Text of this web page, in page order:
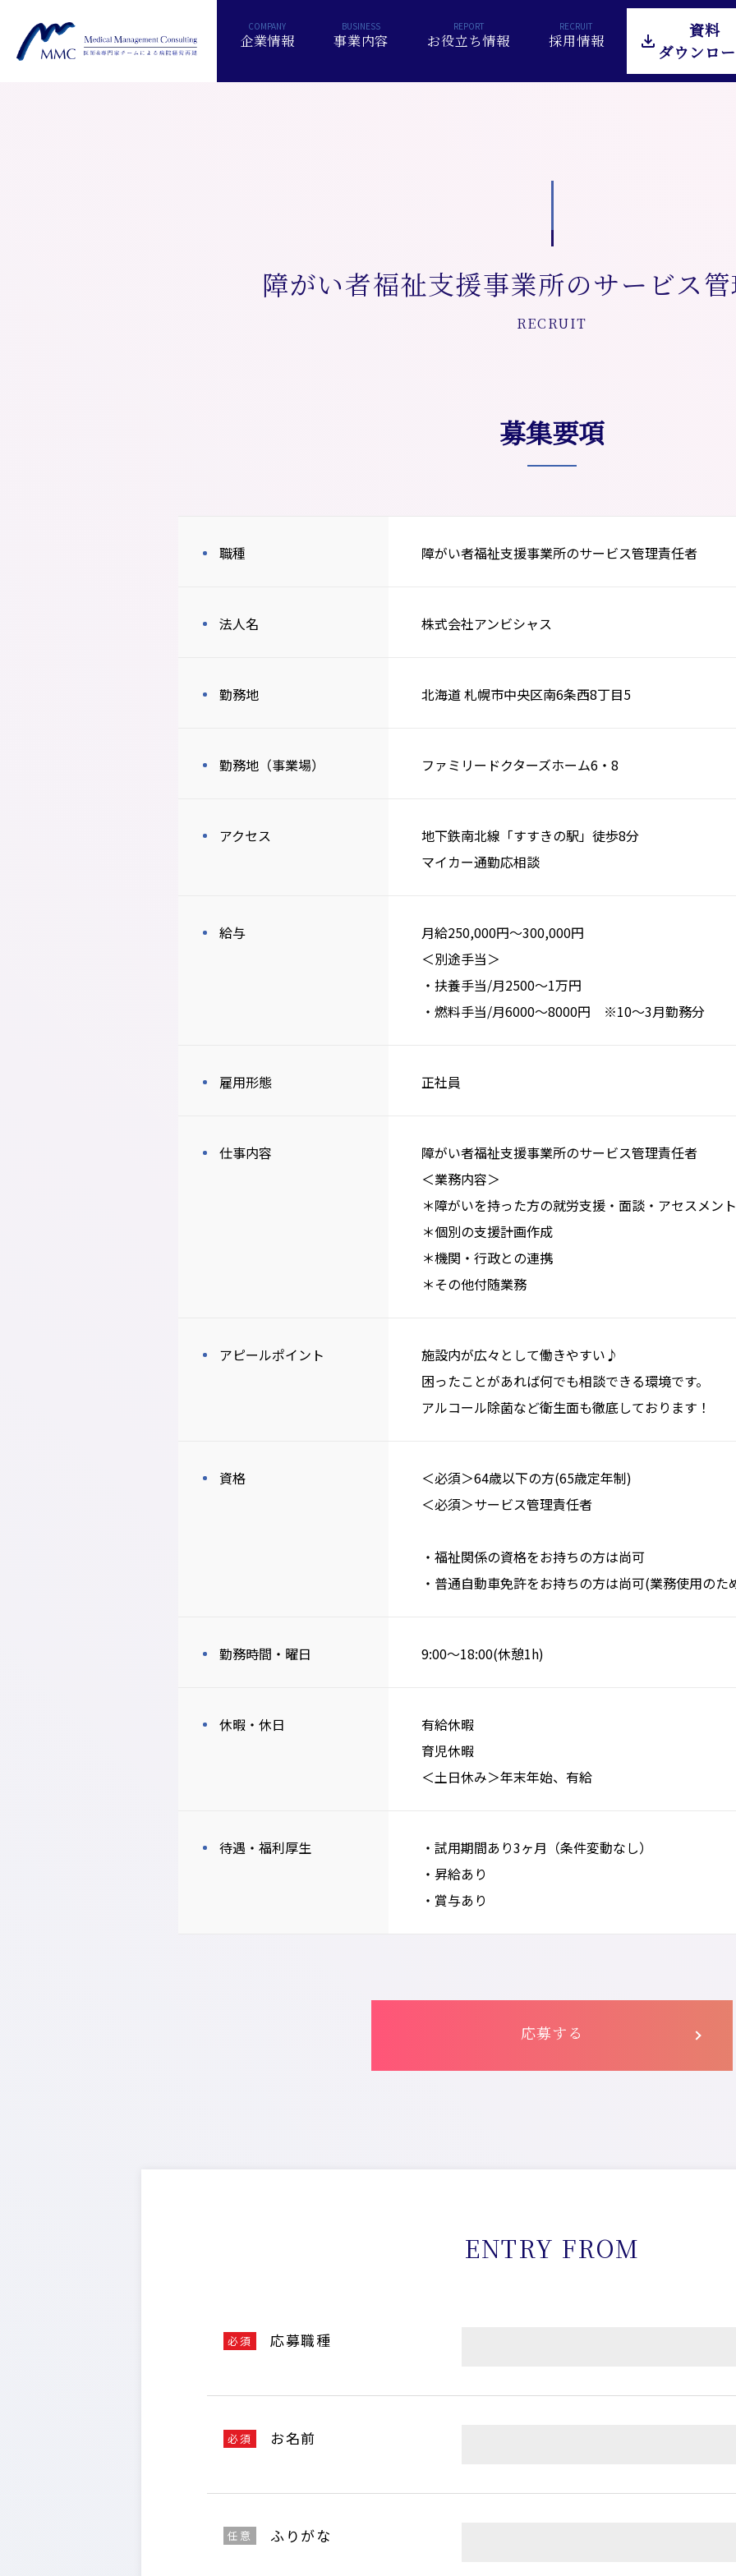
企業情報 事業内容 お役立ち情報 採用情報
資料
ダウンロ
障がい者福祉支援事業所のサービス
RECRUIT
募集要項
職種 障がい者福祉支援事業所のサービス管理責任者
法人名 株式会社アンビシャス
勤務地 北海道 札幌市中央区南6条西8丁目5
勤務地（事業場） ファミリードクターズホーム6・8
アクセス
地下鉄南北線「すすきの駅」徒歩8分
マイカー通勤応相談
給与
月給250,000円〜300,000円
＜別途手当＞
・扶養手当/月2500～1万円
・燃料手当/月6000～8000円 ※10～3月勤務分
雇用形態 正社員
仕事内容
障がい者福祉支援事業所のサービス管理責任者
＜業務内容＞
＊障がいを持った方の就労支援・面談・アセスメント
＊個別の支援計画作成
＊機関・行政との連携
＊その他付随業務
アピールポイント
施設内が広々として働きやすい♪
困ったことがあれば何でも相談できる環境です。
アルコール除菌など衛生面も徹底しております！
資格
＜必須＞64歳以下の方(65歳定年制)
＜必須＞サービス管理責任者
・福祉関係の資格をお持ちの方は尚可
・普通自動車免許をお持ちの方は尚可(業務使用のた
勤務時間・曜日 9:00～18:00(休憩1h)
休暇・休日
有給休暇
育児休暇
＜土日休み＞年末年始、有給
待遇・福利厚生
・試用期間あり3ヶ月（条件変動なし）
・昇給あり
・賞与あり
応募する
ENTRY FROM
必須 応募職種
必須 お名前
任意 ふりがな